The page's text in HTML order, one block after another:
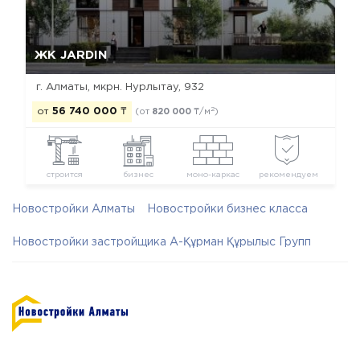
ЖК JARDIN
г. Алматы, мкрн. Нурлытау, 932
от 56 740 000 ₸ (от 820 000 ₸/м 2)
строится бизнес моно-каркас рекомендуем
Да, удалить Отмена
Новостройки Алматы Новостройки бизнес класса
Новостройки застройщика А-Құрман Құрылыс Групп